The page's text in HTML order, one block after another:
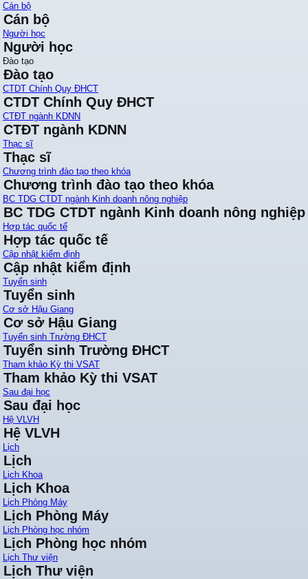
Cán bộ
Cán bộ
Người học
Người học
Đào tạo
Đào tạo
CTDT Chính Quy ĐHCT
CTDT Chính Quy ĐHCT
CTĐT ngành KDNN
CTĐT ngành KDNN
Thạc sĩ
Thạc sĩ
Chương trình đào tạo theo khóa
Chương trình đào tạo theo khóa
BC TDG CTDT ngành Kinh doanh nông nghiệp
BC TDG CTDT ngành Kinh doanh nông nghiệp
Hợp tác quốc tế
Hợp tác quốc tế
Cập nhật kiểm định
Cập nhật kiểm định
Tuyển sinh
Tuyển sinh
Cơ sở Hậu Giang
Cơ sở Hậu Giang
Tuyển sinh Trường ĐHCT
Tuyển sinh Trường ĐHCT
Tham khảo Kỳ thi VSAT
Tham khảo Kỳ thi VSAT
Sau đại học
Sau đại học
Hệ VLVH
Hệ VLVH
Lịch
Lịch
Lịch Khoa
Lịch Khoa
Lịch Phòng Máy
Lịch Phòng Máy
Lịch Phòng học nhóm
Lịch Phòng học nhóm
Lịch Thư viện
Lịch Thư viện